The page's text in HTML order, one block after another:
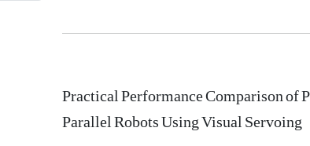
Practical Performance Comparison
Parallel Robots Using Visual Servoing